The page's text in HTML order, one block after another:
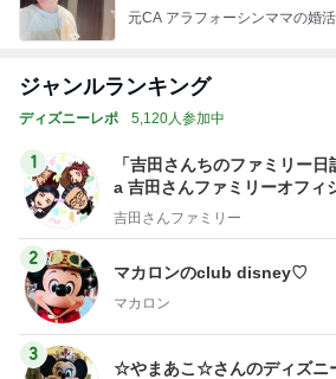
元CA アラフォーシンママの婚
ジャンルランキング
ディズニーレポ 5,120人参加中
1
「吉田さんちのファミリー
a 吉田さんファミリーオフィ
吉田さんファミリー
2
マカロンのclub disney♡
マカロン
3
☆やまあこ☆さんのディズニ